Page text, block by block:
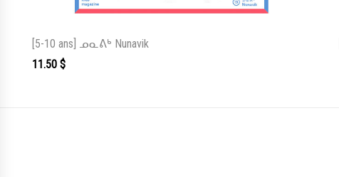
[5-10 ans] ᓄᓇᕕᒃ Nunavik
11.50 $